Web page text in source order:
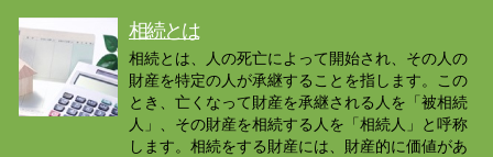
相続とは
相続とは、人の死亡によって開始され、その人の
財産を特定の人が承継することを指します。この
とき、亡くなって財産を承継される人を「被相続
人」、その財産を相続する人を「相続人」と呼称
します。相続をする財産には、財産的に価値があ